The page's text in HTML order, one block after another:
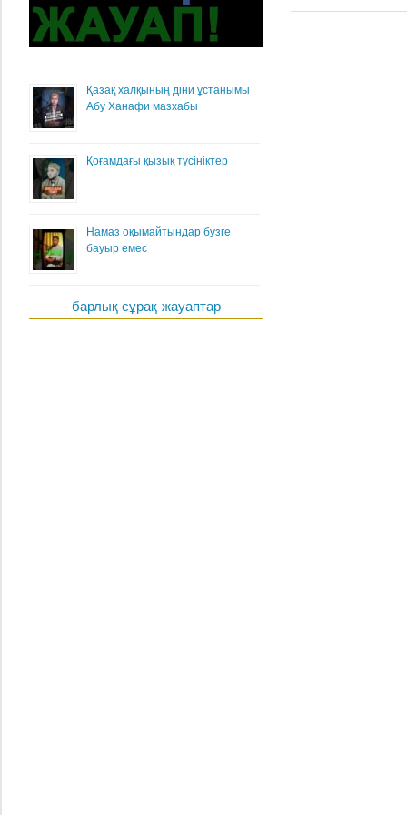
Қазақ халқының діни ұстанымы
Абу Ханафи мазхабы
Қоғамдағы қызық түсініктер
Намаз оқымайтындар бузге
бауыр емес
барлық сұрақ-жауаптар